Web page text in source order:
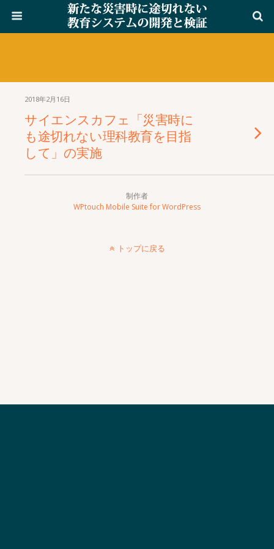
2018年2月16日
サイエンスカフェ「災害時に
も途切れない理科教育を目指
して」の実施
制作者
WPtouch Mobile Suite for WordPress
トップに戻る